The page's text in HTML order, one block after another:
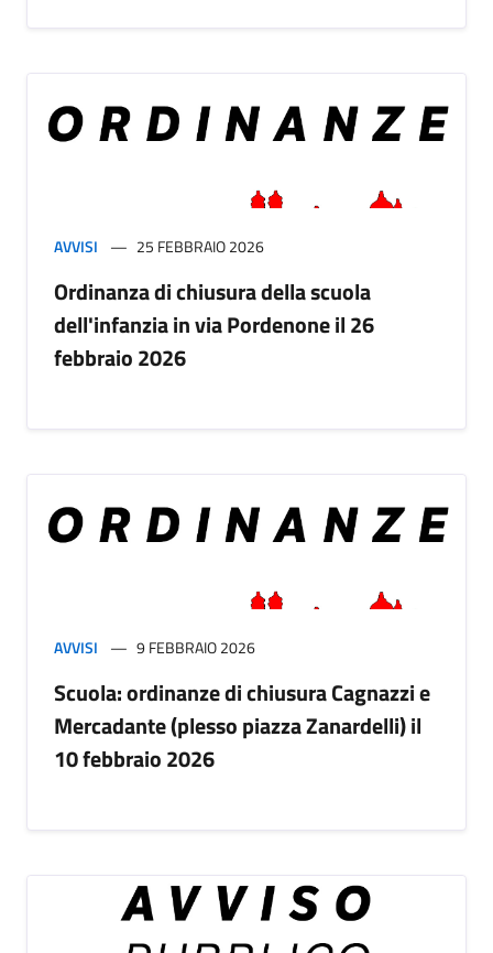
AVVISI 25 FEBBRAIO 2026
Ordinanza di chiusura della scuola
dell'infanzia in via Pordenone il 26
febbraio 2026
AVVISI 9 FEBBRAIO 2026
Scuola: ordinanze di chiusura Cagnazzi e
Mercadante (plesso piazza Zanardelli) il
10 febbraio 2026